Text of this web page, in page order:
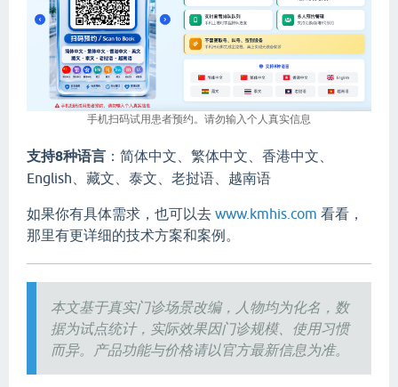
手机扫码试用患者预约。请勿输入个人真实信息
支持8种语言 ：简体中文、繁体中文、香港中文、
English、藏文、泰文、老挝语、越南语
如果你有具体需求，也可以去 www.kmhis.com 看看，
那里有更详细的技术方案和案例。
本文基于真实门诊场景改编，人物均为化名，数
据为试点统计，实际效果因门诊规模、使用习惯
而异。产品功能与价格请以官方最新信息为准。